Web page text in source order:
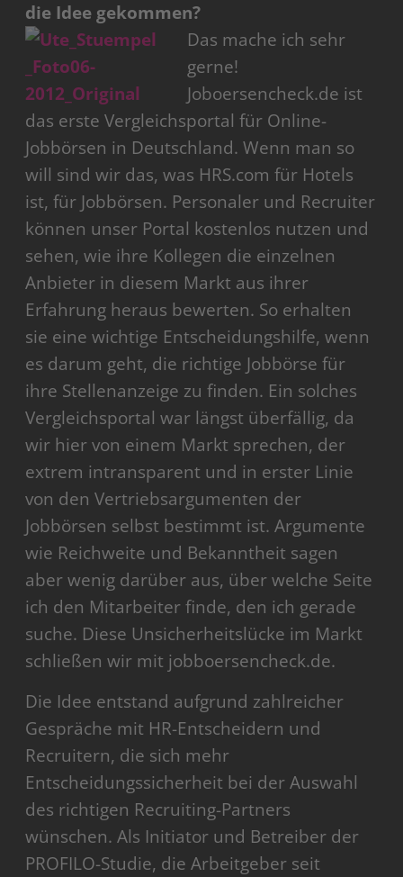
die Idee gekommen?
Das mache ich sehr
gerne!
Joboersencheck.de ist
das erste Vergleichsportal für Online-
Jobbörsen in Deutschland. Wenn man so
will sind wir das, was HRS.com für Hotels
ist, für Jobbörsen. Personaler und Recruiter
können unser Portal kostenlos nutzen und
sehen, wie ihre Kollegen die einzelnen
Anbieter in diesem Markt aus ihrer
Erfahrung heraus bewerten. So erhalten
sie eine wichtige Entscheidungshilfe, wenn
es darum geht, die richtige Jobbörse für
ihre Stellenanzeige zu finden. Ein solches
Vergleichsportal war längst überfällig, da
wir hier von einem Markt sprechen, der
extrem intransparent und in erster Linie
von den Vertriebsargumenten der
Jobbörsen selbst bestimmt ist. Argumente
wie Reichweite und Bekanntheit sagen
aber wenig darüber aus, über welche Seite
ich den Mitarbeiter finde, den ich gerade
suche. Diese Unsicherheitslücke im Markt
schließen wir mit jobboersencheck.de.
Die Idee entstand aufgrund zahlreicher
Gespräche mit HR-Entscheidern und
Recruitern, die sich mehr
Entscheidungssicherheit bei der Auswahl
des richtigen Recruiting-Partners
wünschen. Als Initiator und Betreiber der
PROFILO-Studie, die Arbeitgeber seit